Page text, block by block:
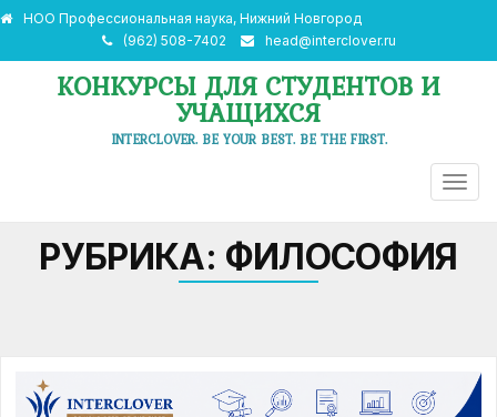
НОО Профессиональная наука, Нижний Новгород
(962) 508-7402
head@interclover.ru
КОНКУРСЫ ДЛЯ СТУДЕНТОВ И
УЧАЩИХСЯ
INTERCLOVER. BE YOUR BEST. BE THE FIRST.
РУБРИКА: ФИЛОСОФИЯ